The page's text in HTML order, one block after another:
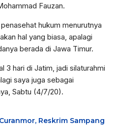
Fauzan.
hukum menurutnya
hal yang biasa, apalagi
berada di Jawa Timur.
3 hari di Jatim, jadi silaturahmi
saya juga sebagai
Sabtu (4/7/20).
Reskrim Sampang